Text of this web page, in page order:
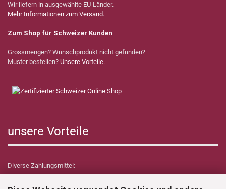
Wir liefern in ausgewählte EU-Länder.
Mehr Informationen zum Versand.
Zum Shop für Schweizer Kunden
Grossmengen? Wunschprodukt nicht gefunden?
Muster bestellen? Unsere Vorteile.
unsere Vorteile
Diverse Zahlungsmittel: